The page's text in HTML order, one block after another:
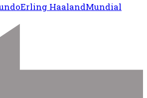
Erling HaalandMundial